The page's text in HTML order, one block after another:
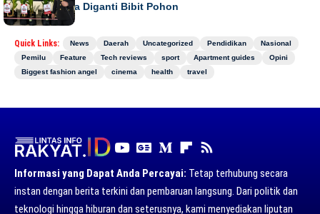
Papan Bunga Diganti Bibit Pohon
Quick Links: News Daerah Uncategorized Pendidikan
Nasional
Pemilu
Feature Tech reviews sport Apartment guides
Opini
Biggest fashion angel
cinema health travel
Informasi yang Dapat Anda Percayai: Tetap terhubung secara
instan dengan berita terkini dan pembaruan langsung. Dari politik dan
teknologi hingga hiburan dan seterusnya, kami menyediakan liputan